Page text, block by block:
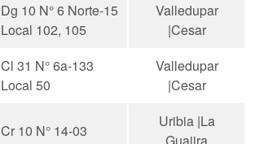
Dg 10 N° 6 Norte-15
Local 102, 105
Valledupar
|Cesar
Cl 31 N° 6a-133
Local 50
Valledupar
|Cesar
Cr 10 N° 14-03
Uribia |La